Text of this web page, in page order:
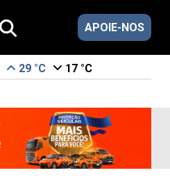
APOIE-NOS
29 °C 17 °C